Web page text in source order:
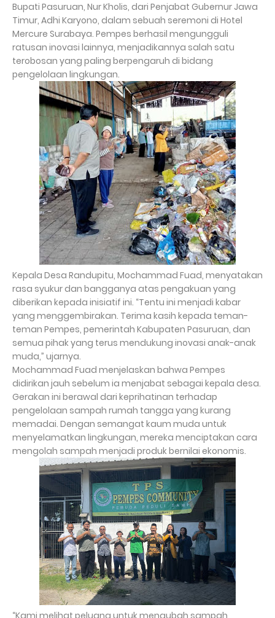
Bupati Pasuruan, Nur Kholis, dari Penjabat Gubernur Jawa
Timur, Adhi Karyono, dalam sebuah seremoni di Hotel
Mercure Surabaya. Pempes berhasil mengungguli
ratusan inovasi lainnya, menjadikannya salah satu
terobosan yang paling berpengaruh di bidang
pengelolaan lingkungan.
Kepala Desa Randupitu, Mochammad Fuad, menyatakan
rasa syukur dan bangganya atas pengakuan yang
diberikan kepada inisiatif ini. “Tentu ini menjadi kabar
yang menggembirakan. Terima kasih kepada teman-
teman Pempes, pemerintah Kabupaten Pasuruan, dan
semua pihak yang terus mendukung inovasi anak-anak
muda,” ujarnya.
Mochammad Fuad menjelaskan bahwa Pempes
didirikan jauh sebelum ia menjabat sebagai kepala desa.
Gerakan ini berawal dari keprihatinan terhadap
pengelolaan sampah rumah tangga yang kurang
memadai. Dengan semangat kaum muda untuk
menyelamatkan lingkungan, mereka menciptakan cara
mengolah sampah menjadi produk bernilai ekonomis.
“Kami melihat peluang untuk mengubah sampah